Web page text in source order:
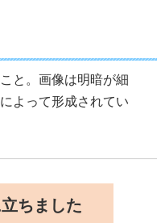
と。画像は明暗が細
よって形成されてい
ちました